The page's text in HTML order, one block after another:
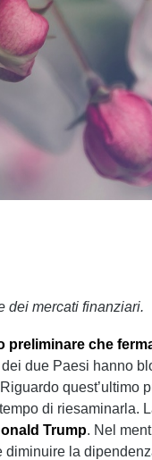
dei mercati finanziari.
che
due Paesi hanno
quest’ultimo
di riesaminarla.
Trump. Nel
la